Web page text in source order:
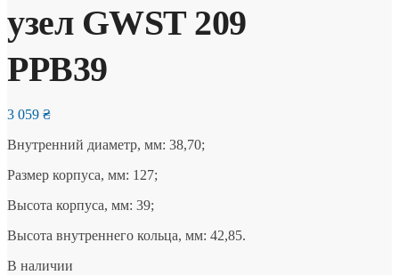
узел GWST 209
PPB39
3 059 ₴
Внутренний диаметр, мм: 38,70;
Размер корпуса, мм: 127;
Высота корпуса, мм: 39;
Высота внутреннего кольца, мм: 42,85.
В наличии